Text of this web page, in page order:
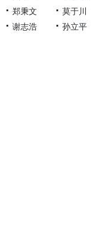
郑秉文
莫于川
谢志浩
孙立平